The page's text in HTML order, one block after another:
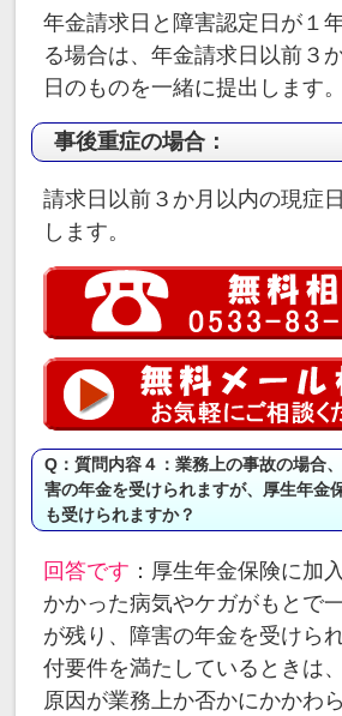
年金請求日と障害認定日が１
る場合は、年金請求日以前３
日のものを一緒に提出します。
事後重症の場合：
請求日以前３か月以内の現症
します。
Q：質問内容４：業務上の事故の場合
害の年金を受けられますが、厚生年金
も受けられますか？
回答です ：厚生年金保険に加
かかった病気やケガがもとで
が残り、障害の年金を受けら
付要件を満たしているときは
原因が業務上か否かにかかわ